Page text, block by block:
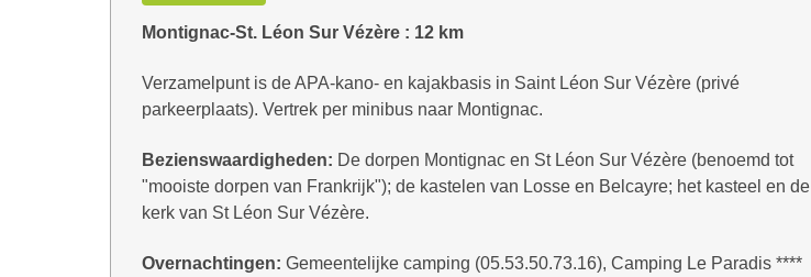
Montignac-St. Léon Sur Vézère : 12 km
Verzamelpunt is de APA-kano- en kajakbasis in Saint Léon Sur Vézère (privé
parkeerplaats). Vertrek per minibus naar Montignac.
Bezienswaardigheden: De dorpen Montignac en St Léon Sur Vézère (benoemd tot
"mooiste dorpen van Frankrijk"); de kastelen van Losse en Belcayre; het kasteel en de
kerk van St Léon Sur Vézère.
Overnachtingen: Gemeentelijke camping (05.53.50.73.16), Camping Le Paradis ****